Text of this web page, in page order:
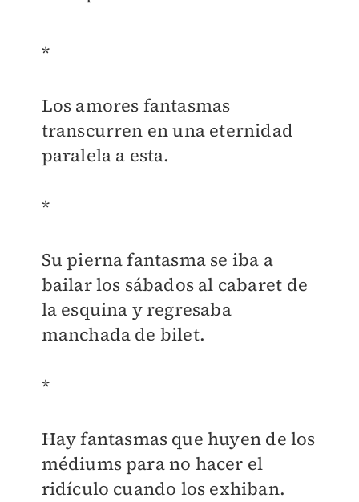
*
Los amores fantasmas
transcurren en una eternidad
paralela a esta.
*
Su pierna fantasma se iba a
bailar los sábados al cabaret de
la esquina y regresaba
manchada de bilet.
*
Hay fantasmas que huyen de los
médiums para no hacer el
ridículo cuando los exhiban.